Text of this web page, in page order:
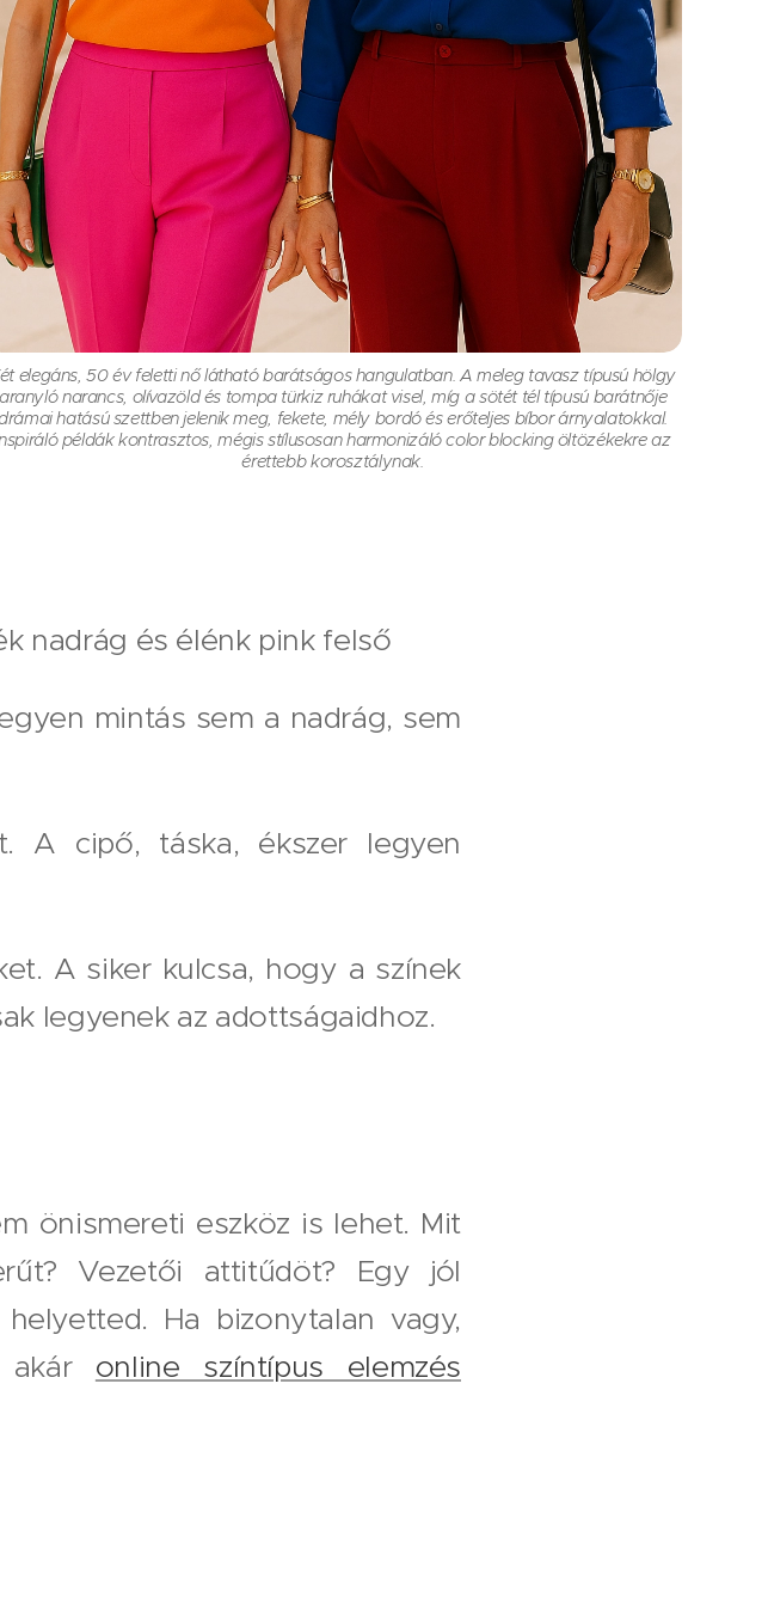
elegáns, 50 év feletti nő látható barátságos hangulatban. A meleg tavasz típusú hölgy
aranyló narancs, olívazöld és tompa türkiz ruhákat visel, míg a sötét tél típusú barátnője
hatású szettben jelenik meg, fekete, mély bordó és erőteljes bíbor árnyalatokkal.
példák kontrasztos, mégis stílusosan harmonizáló color blocking öltözékekre az
érettebb korosztálynak.
nadrág és élénk pink felső
mintás sem a nadrág, sem
A cipő, táska, ékszer legyen
A siker kulcsa, hogy a színek
legyenek az adottságaidhoz.
önismereti eszköz is lehet. Mit
Vezetői attitűdöt? Egy jól
helyetted. Ha bizonytalan vagy,
online színtípus elemzés